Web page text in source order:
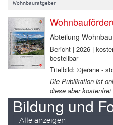
Wohnbauratgeber
Abteilung
Bericht | 2026 |
bestellbar
Titelbild: ©jerane -
Die Publikation ist
diese aber
Bildung und
Alle anzeigen